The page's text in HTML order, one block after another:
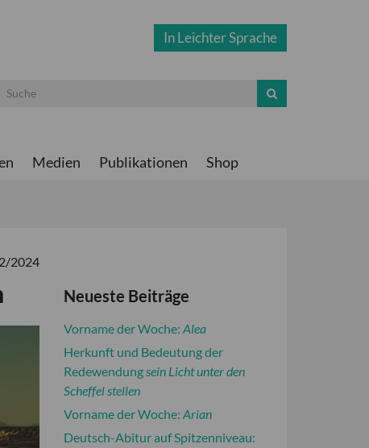
In Leichter Sprache
Medien Publikationen Shop
2024
Neueste Beiträge
Vorname der Woche: Alea
Herkunft und Bedeutung der
Redewendungsein Licht unter den
Scheffel stellen
Vorname der Woche: Arian
Deutsch-Abitur auf Spitzenniveau: